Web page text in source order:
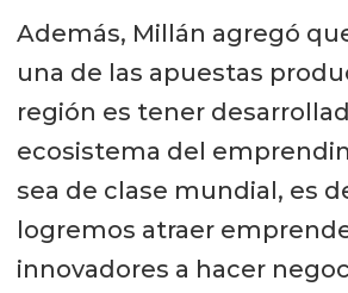
Además, Millán agregó
una de las apuestas
región es tener
ecosistema del
sea de clase mundial, es
logremos atraer
innovadores a hacer